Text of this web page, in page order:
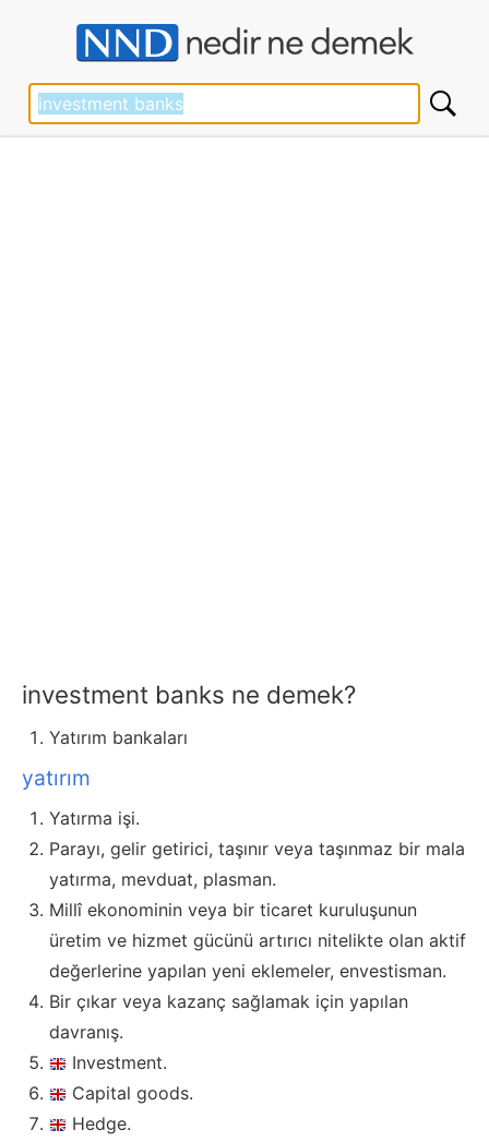
investment banks ne demek?
Yatırım bankaları
yatırım
Yatırma işi.
Parayı, gelir getirici, taşınır veya taşınmaz bir mala
yatırma, mevduat, plasman.
Millî ekonominin veya bir ticaret kuruluşunun
üretim ve hizmet gücünü artırıcı nitelikte olan aktif
değerlerine yapılan yeni eklemeler, envestisman.
Bir çıkar veya kazanç sağlamak için yapılan
davranış.
Investment.
Capital goods.
Hedge.